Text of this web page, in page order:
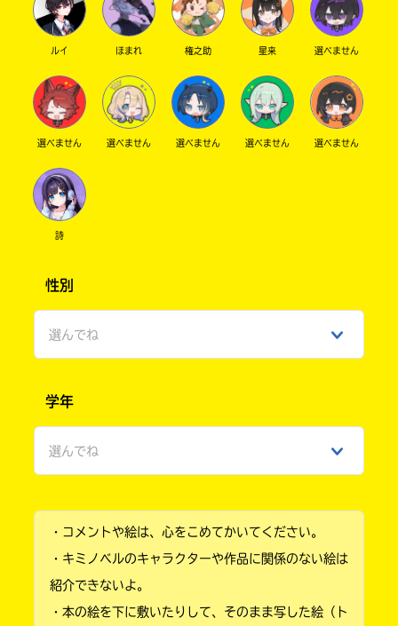
ルイ ほまれ 権之助 星来 選べません
選べません 選べません 選べません 選べません 選べません
詩
性別
選んでね
ひみつ
学年
選んでね
小学2年
小学4年
・コメントや絵は、心をこめてかいてください。
・キミノベルのキャラクターや作品に関係のない絵は
紹介できないよ。
・本の絵を下に敷いたりして、そのまま写した絵（ト